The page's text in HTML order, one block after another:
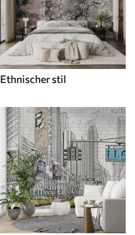
Ethnischer stil